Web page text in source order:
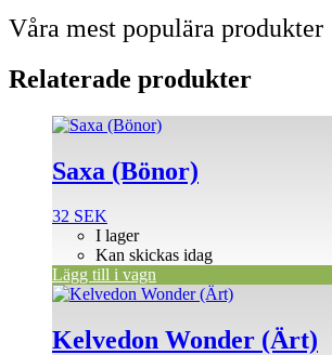
Våra mest populära produkter
Relaterade produkter
Saxa (Bönor)
32 SEK
I lager
Kan skickas idag
Lägg till i vagn
Kelvedon Wonder (Ärt)